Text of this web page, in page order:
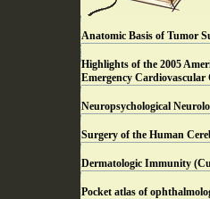
Anatomic Basis of Tumor
Highlights of the 2005
Emergency Cardiovascular
Neuropsychological
Surgery of the Human
Dermatologic Immunity
Pocket atlas of